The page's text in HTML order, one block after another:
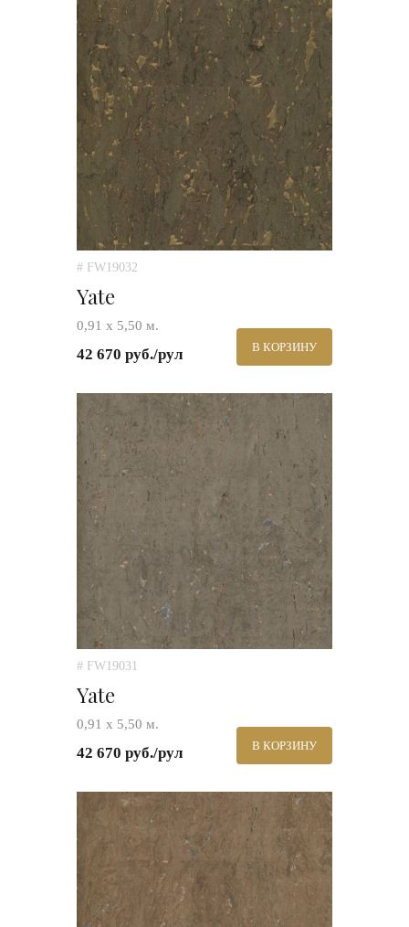
# FW19032
Yate
0,91 х 5,50 м.
42 670 руб./рул В КОРЗИНУ
# FW19031
Yate
0,91 х 5,50 м.
42 670 руб./рул В КОРЗИНУ